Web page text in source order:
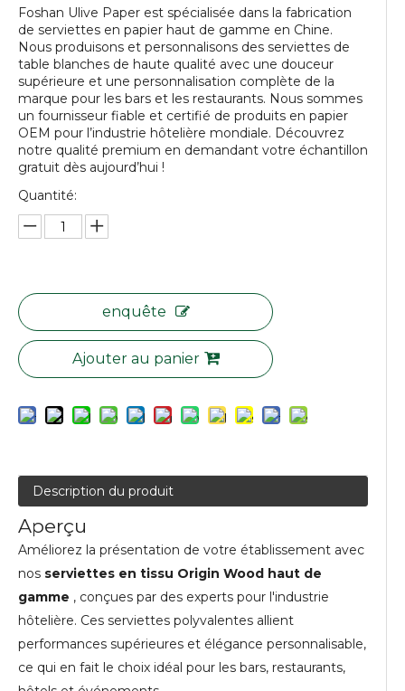
Foshan Ulive Paper est spécialisée dans la fabrication
de serviettes en papier haut de gamme en Chine.
Nous produisons et personnalisons des serviettes de
table blanches de haute qualité avec une douceur
supérieure et une personnalisation complète de la
marque pour les bars et les restaurants. Nous sommes
un fournisseur fiable et certifié de produits en papier
OEM pour l’industrie hôtelière mondiale. Découvrez
notre qualité premium en demandant votre échantillon
gratuit dès aujourd’hui !
Quantité:
enquête
Ajouter au panier
Description du produit
Aperçu
Améliorez la présentation de votre établissement avec
nos serviettes en tissu Origin Wood haut de
gamme , conçues par des experts pour l'industrie
hôtelière. Ces serviettes polyvalentes allient
performances supérieures et élégance personnalisable,
ce qui en fait le choix idéal pour les bars, restaurants,